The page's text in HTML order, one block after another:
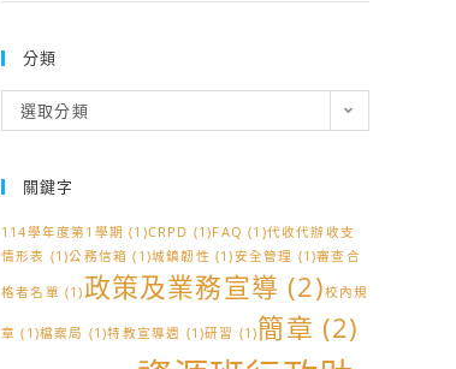
分類
類
選取分類
關鍵字
114學年度第1學期 (1)CRPD (1)FAQ (1)代收代辦收支
情形表 (1)公務信箱 (1)城鎮韌性 (1)安全管理 (1)審查合
格者名單 (1)政策及業務宣導 (2)校內規
章 (1)檔案局 (1)特教宣導週 (1)研習 (1)簡章 (2)